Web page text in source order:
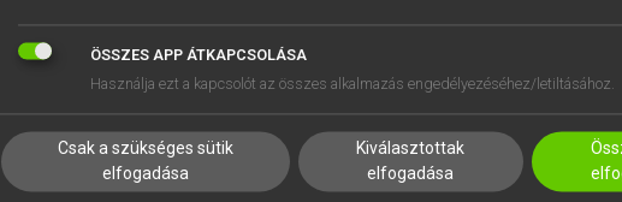
EGYÉNI FELHASZNÁLÓKNAK
TANULÓKNAK
VÁLLALATI MEGOLDÁSOK
SÚGÓ
RÓLUNK
SÜTI BEÁLLÍTÁSOK
ÖSSZES APP ÁTKAPCSOLÁSA
Használja ezt a kapcsolót az összes alkalmazás engedélyezéséhez/letiltásához.
Csak a szükséges sütik
elfogadása
Kiválasztottak
elfogadása